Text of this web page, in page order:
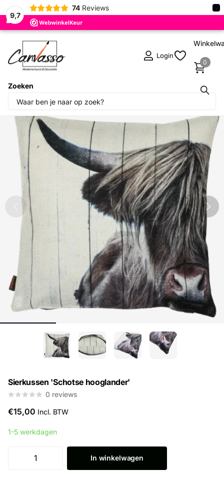
9,7
74 Reviews ×
Zoeken
Login
0
Deel dit product
Sierkussen 'Schotse hooglander'
0 reviews
€15,00 Incl. BTW
1-5 werkdagen
In winkelwagen